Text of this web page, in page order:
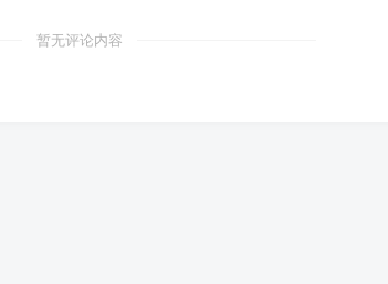
暂无评论内容